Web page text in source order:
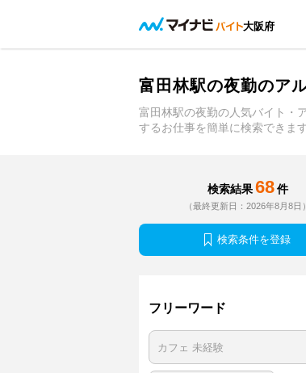
大阪府
富田林駅の夜勤のア
富田林駅の夜勤の人気バイト・
するお仕事を簡単に検索できま
検索結果 68 件
（最終更新日：2026年8月8日）
検索条件を登録
フリーワード